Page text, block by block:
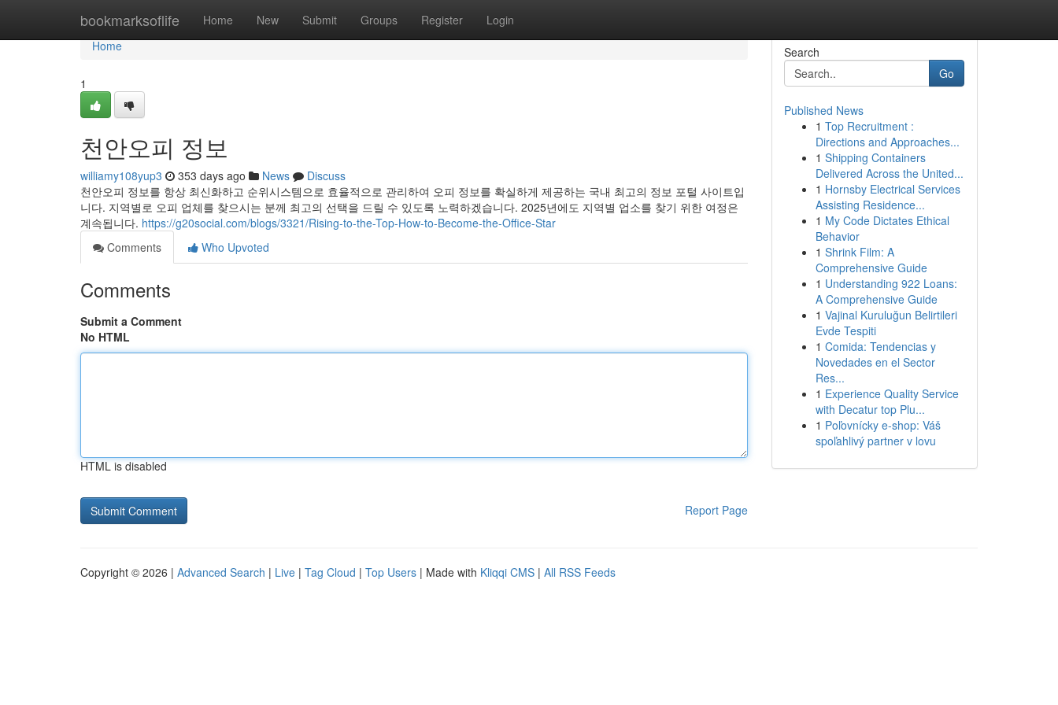
bookmarksoflife Home New Submit Groups Register Login
Home
Home
1
천안오피 정보
williamy108yup3 353 days ago News
Discuss
천안오피 정보를 항상 최신화하고 순위시스템으로 효율적으로 관리하여 오피 정보를 확실하게 제공하는 국내 최고의 정보 포털 사이트입
니다. 지역별로 오피 업체를 찾으시는 분께 최고의 선택을 드릴 수 있도록 노력하겠습니다. 2025년에도 지역별 업소를 찾기 위한 여정은
계속됩니다. https://g20social.com/blogs/3321/Rising-to-the-Top-How-to-Become-the-Office-Star
Comments
Who Upvoted
Comments
Submit a Comment
No HTML
HTML is disabled
Report Page
Search
Go
Published News
1 Top Recruitment :
Directions and Approaches...
1 Shipping Containers
Delivered Across the United...
1 Hornsby Electrical Services
Assisting Residence...
1 My Code Dictates Ethical
Behavior
1 Shrink Film: A
Comprehensive Guide
1 Understanding 922 Loans:
A Comprehensive Guide
1 Vajinal Kuruluğun Belirtileri
Evde Tespiti
1 Comida: Tendencias y
Novedades en el Sector
Res...
1 Experience Quality Service
with Decatur top Plu...
1 Poľovnícky e-shop: Váš
spoľahlivý partner v lovu
Copyright © 2026 | Advanced Search | Live | Tag Cloud | Top Users | Made with Kliqqi CMS | All RSS Feeds